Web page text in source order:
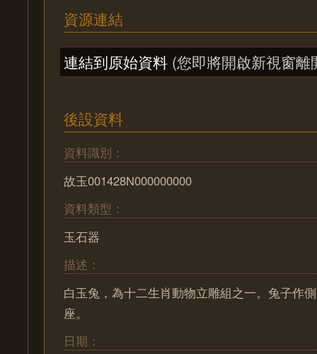
資源連結
連結到原始資料 (您即將開啟新視窗離
後設資料
資料識別：
故玉001428N000000000
資料類型：
玉石器
描述：
白玉兔，為十二生肖動物立雕組之一。兔子作
座。
日期：